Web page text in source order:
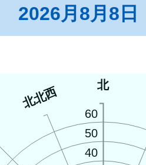
2026月8月8日
北
北北西
40
50
60